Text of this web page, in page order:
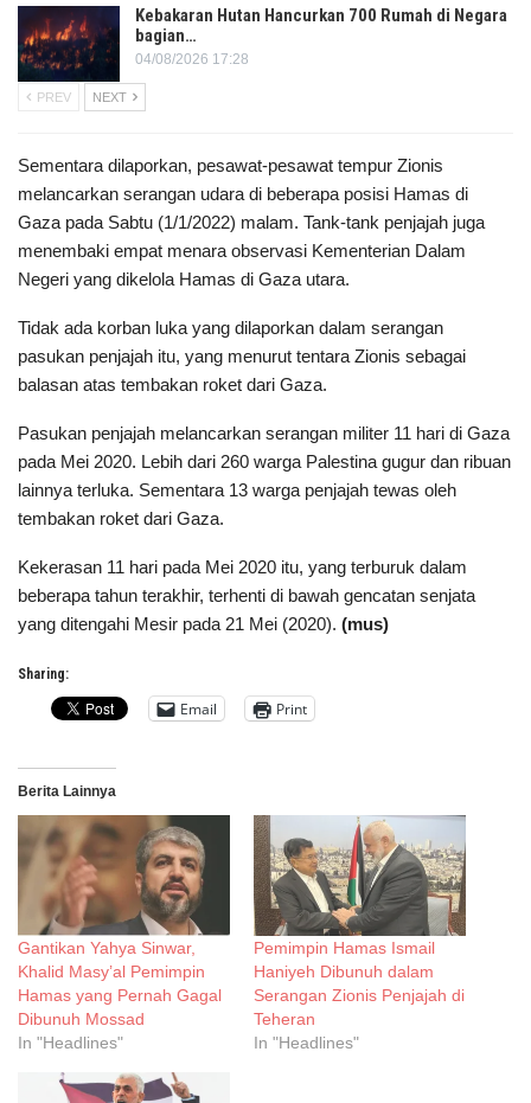
Kebakaran Hutan Hancurkan 700 Rumah di Negara
bagian…
04/08/2026 17:28
PREV NEXT
Sementara dilaporkan, pesawat-pesawat tempur Zionis
melancarkan serangan udara di beberapa posisi Hamas di
Gaza pada Sabtu (1/1/2022) malam. Tank-tank penjajah juga
menembaki empat menara observasi Kementerian Dalam
Negeri yang dikelola Hamas di Gaza utara.
Tidak ada korban luka yang dilaporkan dalam serangan
pasukan penjajah itu, yang menurut tentara Zionis sebagai
balasan atas tembakan roket dari Gaza.
Pasukan penjajah melancarkan serangan militer 11 hari di Gaza
pada Mei 2020. Lebih dari 260 warga Palestina gugur dan ribuan
lainnya terluka. Sementara 13 warga penjajah tewas oleh
tembakan roket dari Gaza.
Kekerasan 11 hari pada Mei 2020 itu, yang terburuk dalam
beberapa tahun terakhir, terhenti di bawah gencatan senjata
yang ditengahi Mesir pada 21 Mei (2020). (mus)
Sharing:
Email Print
Berita Lainnya
Gantikan Yahya Sinwar,
Khalid Masy’al Pemimpin
Hamas yang Pernah Gagal
Dibunuh Mossad
In "Headlines"
Pemimpin Hamas Ismail
Haniyeh Dibunuh dalam
Serangan Zionis Penjajah di
Teheran
In "Headlines"